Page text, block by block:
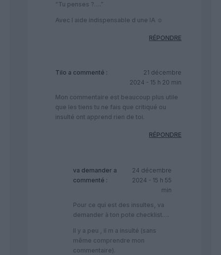
“Tu penses ?….”
Avec l aide indispensable d une IA ☺️
RÉPONDRE
Tilo a commenté :
21 décembre
2024 - 15 h 20 min
Mon commentaire est beaucoup plus utile
que les tiens tu ne fais que critiqué ou
insulté ont apprend rien de toi.
RÉPONDRE
va demander a
commenté :
24 décembre
2024 - 15 h 55
min
Pour ce qui est des insultes, va
demander à ton pote checklist….
Il y a peu , il m a insulté (sans
même comprendre mon
commentaire).